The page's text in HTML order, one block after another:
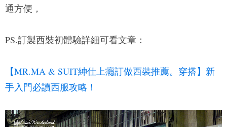
通方便，
PS.訂製西裝初體驗詳細可看文章：
【MR.MA & SUIT紳仕上癮訂做西裝推薦。穿搭】新
手入門必讀西服攻略！